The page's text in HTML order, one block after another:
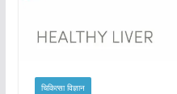
चिकित्सा विज्ञान